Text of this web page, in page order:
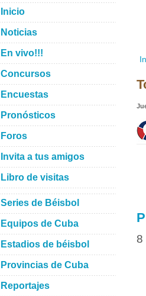
8
Inicio
Noticias
En vivo!!!
Concursos
Encuestas
Pronósticos
Foros
Invita a tus amigos
Libro de visitas
Series de Béisbol
Equipos de Cuba
Estadios de béisbol
Provincias de Cuba
Reportajes